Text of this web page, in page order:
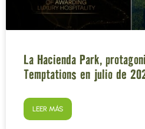
La Hacienda Park,
Temptations en julio de
LEER MÁS